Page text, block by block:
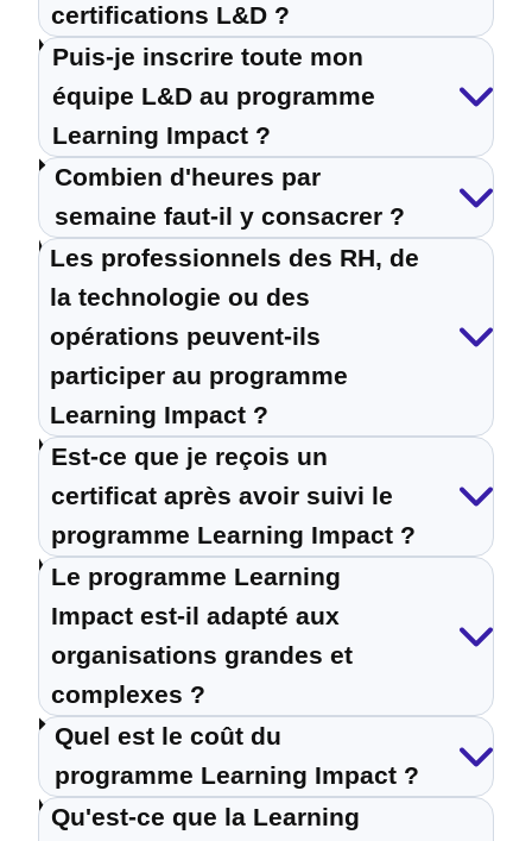
certifications L&D ?
Puis-je inscrire toute mon
équipe L&D au programme
Learning Impact ?
Combien d'heures par
semaine faut-il y consacrer ?
Les professionnels des RH, de
la technologie ou des
opérations peuvent-ils
participer au programme
Learning Impact ?
Est-ce que je reçois un
certificat après avoir suivi le
programme Learning Impact ?
Le programme Learning
Impact est-il adapté aux
organisations grandes et
complexes ?
Quel est le coût du
programme Learning Impact ?
Qu'est-ce que la Learning